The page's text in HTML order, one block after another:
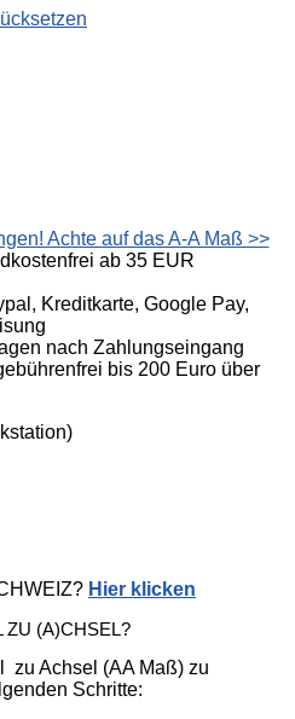
Achte auf das A-A Maß >>
ab 35 EUR
Kreditkarte, Google Pay,
nach Zahlungseingang
bis 200 Euro über
Hier klicken
ZU (A)CHSEL?
zu Achsel (AA Maß) zu
Schritte: